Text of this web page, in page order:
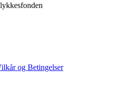
og Betingelser